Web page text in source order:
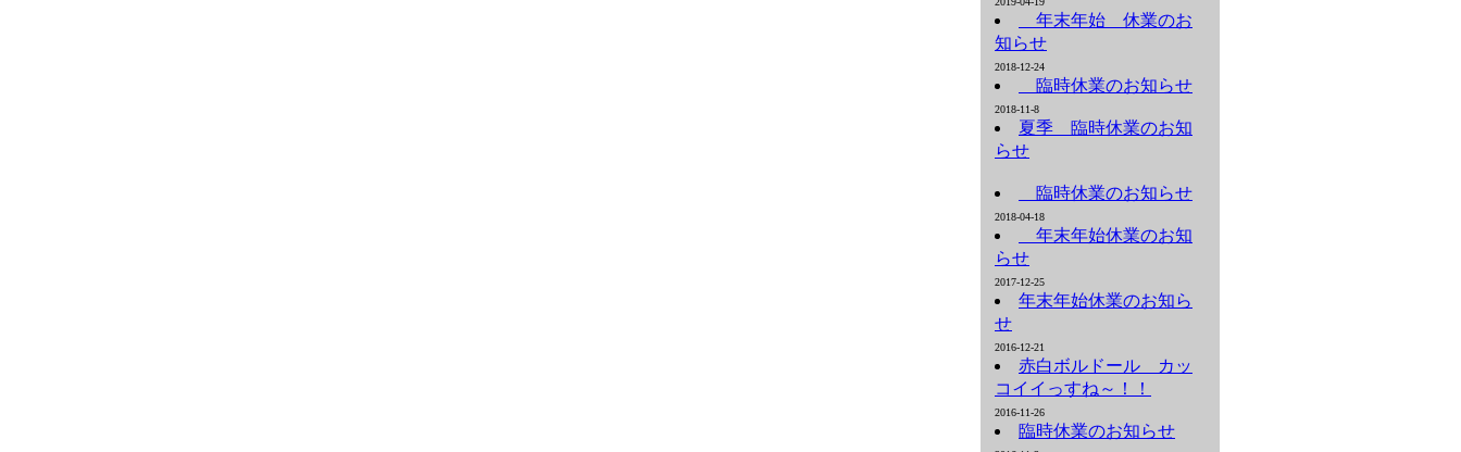
年末年始 休業のお
知らせ
2018-12-24
臨時休業のお知らせ
2018-11-8
夏季 臨時休業のお知
らせ
臨時休業のお知らせ
2018-04-18
年末年始休業のお知
らせ
2017-12-25
年末年始休業のお知ら
せ
2016-12-21
赤白ボルドール カッ
コイイっすね～！！
2016-11-26
臨時休業のお知らせ